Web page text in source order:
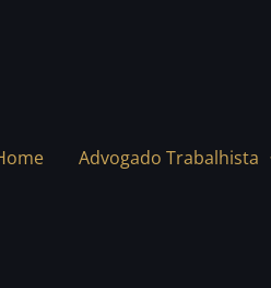
Advogado Trabalhista